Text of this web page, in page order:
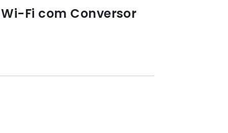
Fi com Conversor